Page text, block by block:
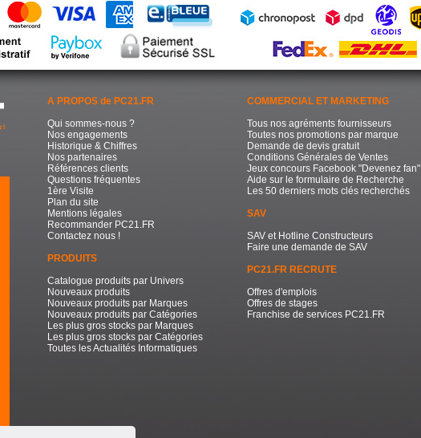
A PROPOS de PC21.FR
Qui sommes-nous ?
Nos engagements
Historique & Chiffres
Nos partenaires
Références clients
Questions fréquentes
1ère Visite
Plan du site
Mentions légales
Recommander PC21.FR
Contactez nous !
PRODUITS
Catalogue produits par Univers
Nouveaux produits
Nouveaux produits par Marques
Nouveaux produits par Catégories
Les plus gros stocks par Marques
Les plus gros stocks par Catégories
Toutes les Actualités Informatiques
COMMERCIAL ET MARKETING
Tous nos agréments fournisseurs
Toutes nos promotions par marque
Demande de devis gratuit
Conditions Générales de Ventes
Jeux concours Facebook "Devenez fan"
Aide sur le formulaire de Recherche
Les 50 derniers mots clés recherchés
SAV
SAV et Hotline Constructeurs
Faire une demande de SAV
PC21.FR RECRUTE
Offres d'emplois
Offres de stages
Franchise de services PC21.FR